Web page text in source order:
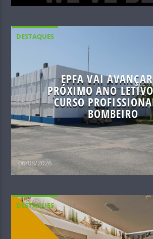
DESTAQUES
EPFA VAI
PRÓXIMO ANO
CURSO
BOMBEIRO
06/08/2026
DESTAQUES